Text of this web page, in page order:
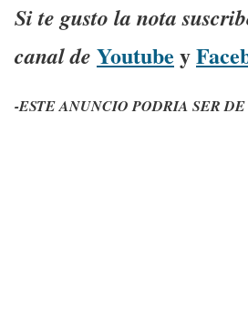
Si te gusto la nota
canal de Youtube y
-ESTE ANUNCIO PODRIA SER